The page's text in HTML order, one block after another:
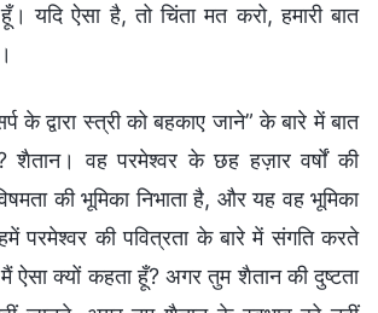
यदि ऐसा है, तो चिंता मत करो, हमारी बात
द्वारा स्त्री को बहकाए जाने” के बारे में बात
शैतान। वह परमेश्वर के छह हज़ार वर्षों की
की भूमिका निभाता है, और यह वह भूमिका
परमेश्वर की पवित्रता के बारे में संगति करते
ऐसा क्यों कहता हूँ? अगर तुम शैतान की दुष्टता